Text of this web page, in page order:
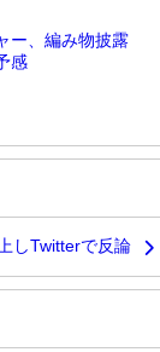
ー、編み物披露
感
しTwitterで反論